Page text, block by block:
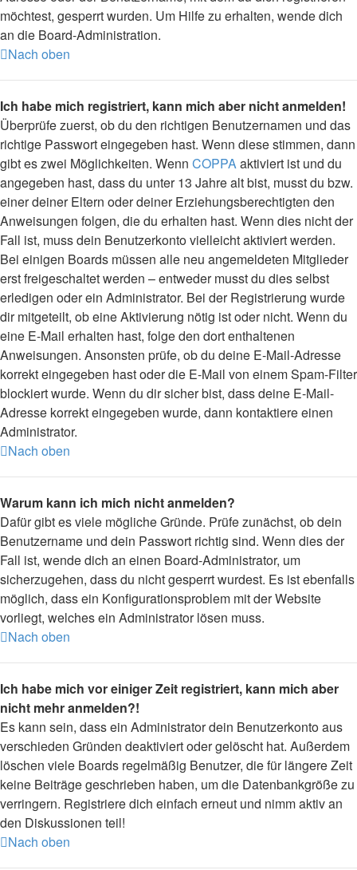
möchtest, gesperrt wurden. Um Hilfe zu erhalten, wende dich
an die Board-Administration.
Nach oben
Ich habe mich registriert, kann mich aber nicht anmelden!
Überprüfe zuerst, ob du den richtigen Benutzernamen und das
richtige Passwort eingegeben hast. Wenn diese stimmen, dann
gibt es zwei Möglichkeiten. Wenn COPPAaktiviert ist und du
angegeben hast, dass du unter 13 Jahre alt bist, musst du bzw.
einer deiner Eltern oder deiner Erziehungsberechtigten den
Anweisungen folgen, die du erhalten hast. Wenn dies nicht der
Fall ist, muss dein Benutzerkonto vielleicht aktiviert werden.
Bei einigen Boards müssen alle neu angemeldeten Mitglieder
erst freigeschaltet werden – entweder musst du dies selbst
erledigen oder ein Administrator. Bei der Registrierung wurde
dir mitgeteilt, ob eine Aktivierung nötig ist oder nicht. Wenn du
eine E-Mail erhalten hast, folge den dort enthaltenen
Anweisungen. Ansonsten prüfe, ob du deine E-Mail-Adresse
korrekt eingegeben hast oder die E-Mail von einem Spam-Filter
blockiert wurde. Wenn du dir sicher bist, dass deine E-Mail-
Adresse korrekt eingegeben wurde, dann kontaktiere einen
Administrator.
Nach oben
Warum kann ich mich nicht anmelden?
Dafür gibt es viele mögliche Gründe. Prüfe zunächst, ob dein
Benutzername und dein Passwort richtig sind. Wenn dies der
Fall ist, wende dich an einen Board-Administrator, um
sicherzugehen, dass du nicht gesperrt wurdest. Es ist ebenfalls
möglich, dass ein Konfigurationsproblem mit der Website
vorliegt, welches ein Administrator lösen muss.
Nach oben
Ich habe mich vor einiger Zeit registriert, kann mich aber
nicht mehr anmelden?!
Es kann sein, dass ein Administrator dein Benutzerkonto aus
verschieden Gründen deaktiviert oder gelöscht hat. Außerdem
löschen viele Boards regelmäßig Benutzer, die für längere Zeit
keine Beiträge geschrieben haben, um die Datenbankgröße zu
verringern. Registriere dich einfach erneut und nimm aktiv an
den Diskussionen teil!
Nach oben